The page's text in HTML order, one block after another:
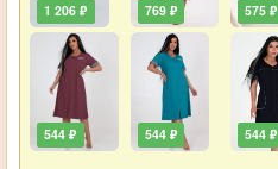
1 206 ₽
544 ₽
769 ₽
544 ₽
575 ₽
544 ₽